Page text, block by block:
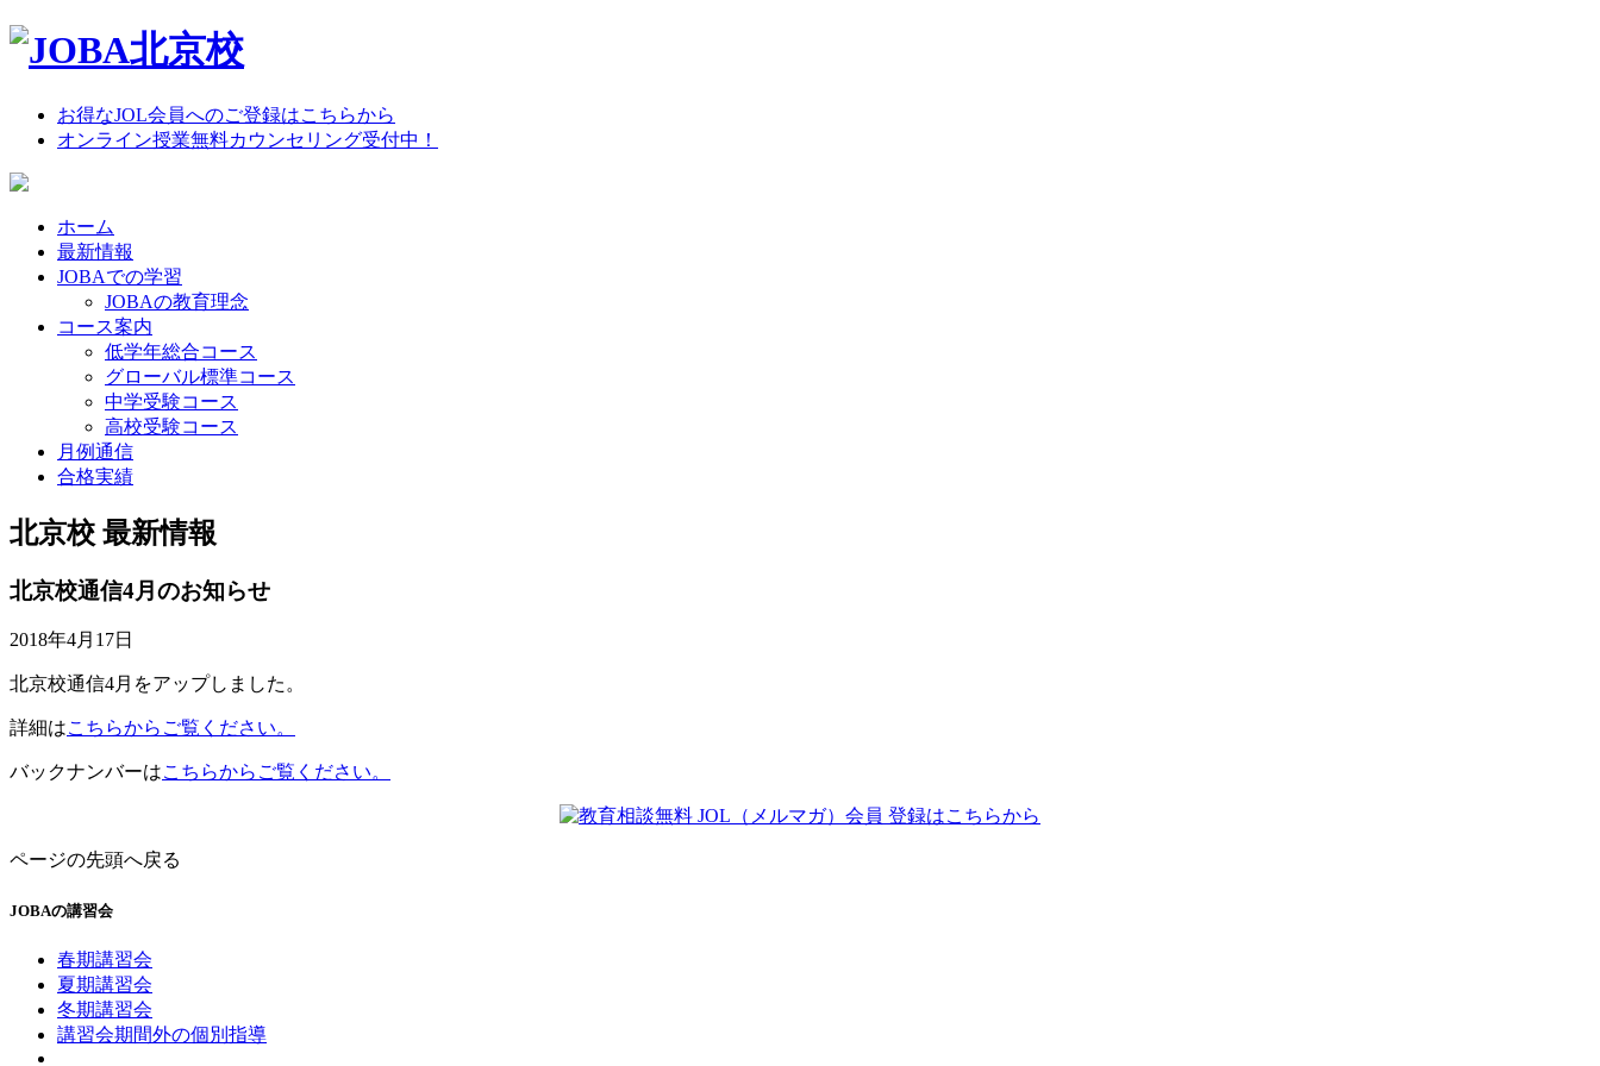
お得なJOL会員へのご登録はこちらから
オンライン授業無料カウンセリング受付中！
ホーム
最新情報
JOBAでの学習
JOBAの教育理念
コース案内
低学年総合コース
グローバル標準コース
中学受験コース
高校受験コース
月例通信
合格実績
北京校 最新情報
北京校通信4月のお知らせ
2018年4月17日
北京校通信4月をアップしました。
詳細はこちらからご覧ください。
バックナンバーはこちらからご覧ください。
ページの先頭へ戻る
JOBAの講習会
春期講習会
夏期講習会
冬期講習会
講習会期間外の個別指導